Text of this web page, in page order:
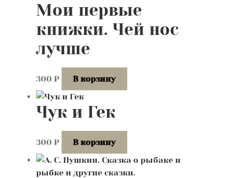
Мои первые
книжки. Чей нос
лучше
300 ₽ В корзину
Чук и Гек
300 ₽ В корзину